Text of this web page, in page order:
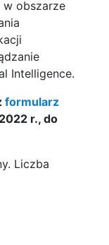
w obszarze
Intelligence.
formularz
r., do
Liczba